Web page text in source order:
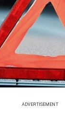
ADVERTISEMENT